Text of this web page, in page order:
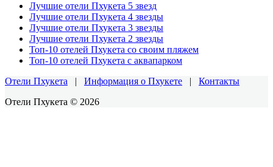
Лучшие отели Пхукета 5 звезд
Лучшие отели Пхукета 4 звезды
Лучшие отели Пхукета 3 звезды
Лучшие отели Пхукета 2 звезды
Топ-10 отелей Пхукета со своим пляжем
Топ-10 отелей Пхукета с аквапарком
Отели Пхукета | Информация о Пхукете | Контакты
Отели Пхукета © 2026